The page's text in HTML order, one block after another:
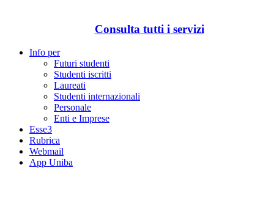
Consulta tutti i servizi
Info per
Futuri studenti
Studenti iscritti
Laureati
Studenti internazionali
Personale
Enti e Imprese
Esse3
Rubrica
Webmail
App Uniba